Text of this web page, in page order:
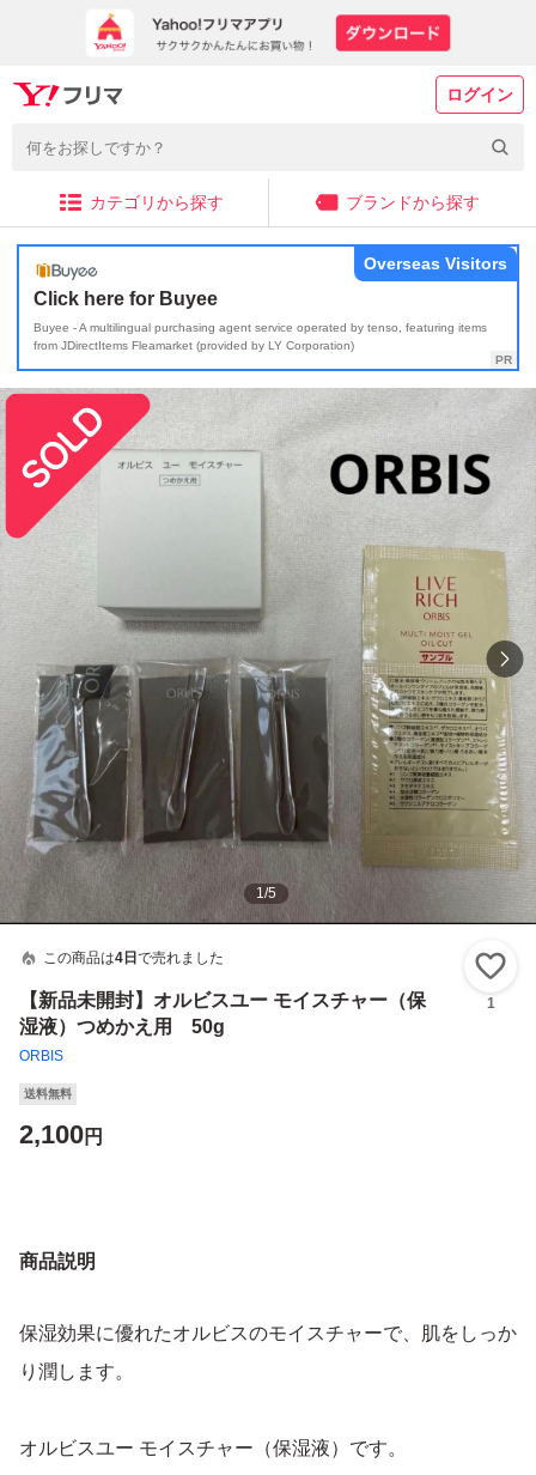
ログイン
カテゴリから探す ブランドから探す
Click here for Buyee
Buyee - A multilingual purchasing agent service operated by tenso, featuring items
from JDirectItems Fleamarket (provided by LY Corporation)
Overseas Visitors
1/5
この商品は4日 で売れました
【新品未開封】オルビスユー モイスチャー（保
湿液）つめかえ用 50g
ORBIS
1
送料無料
2,100円
商品説明
保湿効果に優れたオルビスのモイスチャーで、肌をしっか
り潤します。
オルビスユー モイスチャー（保湿液）です。